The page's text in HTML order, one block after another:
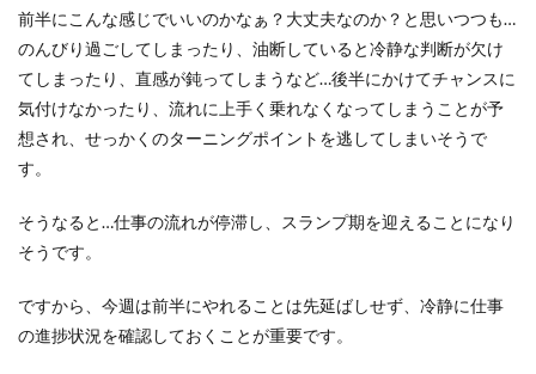
前半にこんな感じでいいのかなぁ？大丈夫なのか？と思いつつも…
のんびり過ごしてしまったり、油断していると冷静な判断が欠け
てしまったり、直感が鈍ってしまうなど…後半にかけてチャンスに
気付けなかったり、流れに上手く乗れなくなってしまうことが予
想され、せっかくのターニングポイントを逃してしまいそうで
す。
そうなると…仕事の流れが停滞し、スランプ期を迎えることになり
そうです。
ですから、今週は前半にやれることは先延ばしせず、冷静に仕事
の進捗状況を確認しておくことが重要です。